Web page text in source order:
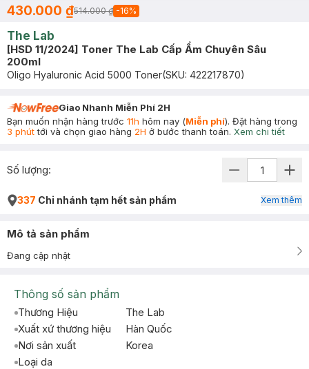
430.000 ₫514.000 ₫ -16%
The Lab
[HSD 11/2024] Toner The Lab Cấp Ẩm Chuyên Sâu
200ml
Oligo Hyaluronic Acid 5000 Toner(SKU: 422217870)
Giao Nhanh Miễn Phí 2H
Bạn muốn nhận hàng trước 11h hôm nay (Miễn phí). Đặt hàng trong
3 phúttới và chọn giao hàng 2H ở bước thanh toán. Xem chi tiết
Số lượng:
337 Chi nhánh tạm hết sản phẩm Xem thêm
Mô tả sản phẩm
Đang cập nhật
Thông số sản phẩm
Thương Hiệu
The Lab
Xuất xứ thương hiệu
Hàn Quốc
Nơi sản xuất
Korea
Loại da